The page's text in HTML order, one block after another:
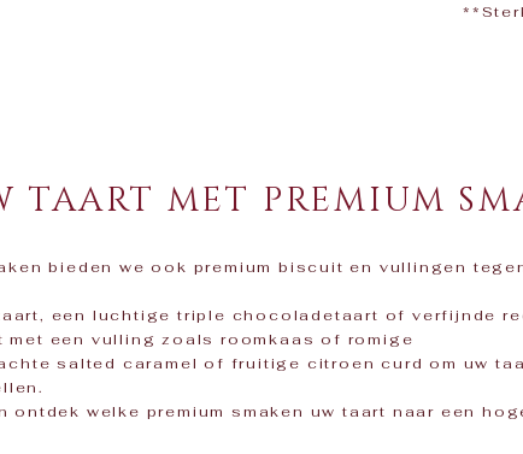
TAART MET PREMIUM
bieden we ook premium biscuit en vullingen
een luchtige triple chocoladetaart of verfijnde
met een vulling zoals roomkaas of romige
salted caramel of fruitige citroen curd om uw
welke premium smaken uw taart naar een